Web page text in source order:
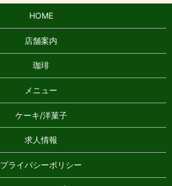
HOME
店舗案内
珈琲
メニュー
ケーキ/洋菓子
求人情報
プライバシーポリシー